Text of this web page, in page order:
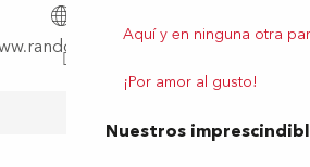
Aquí y en ninguna otra
¡Por amor al gusto!
Nuestros
pau.com